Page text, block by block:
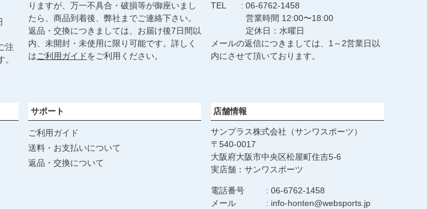
注
りますが、万一不具合・破損等が御座いまし
たら、商品到着後、弊社までご連絡下さい。
返品・交換につきましては、お届け後7日間以
内、未開封・未使用に限り可能です。詳しく
はご利用ガイドをご利用ください。
TEL
06-6762-1458
営業時間 12:00〜18:00
定休日：水曜日
メールの返信につきましては、1～2営業日以
内にさせて頂いております。
サポート
ご利用ガイド
送料・お支払いについて
返品・交換について
店舗情報
サンプラス株式会社（サンワスポーツ）
540-0017
大阪府大阪市中央区松屋町住吉5-6
実店舗：サンワスポーツ
電話番号
06-6762-1458
メール
info-honten@websports.jp